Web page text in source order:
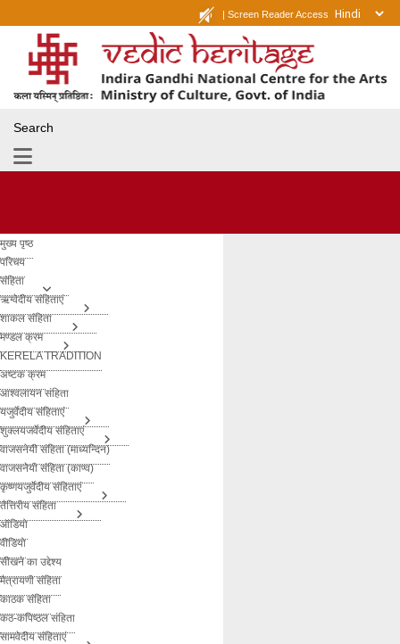
| Screen Reader Access
Search
मुख्य पृष्ठ
परिचय
संहिता
ऋग्वेदीय संहिताएं
शाकल संहिता
मण्डल क्रम
KERELA TRADITION
अष्टक क्रम
आश्वलायन संहिता
यजुर्वेदीय संहिताएं
शुक्लयजर्वेदीय संहिताएं
वाजसनेयी संहिता (माध्यन्दिन)
वाजसनेयी संहिता (काण्व)
कृष्णयजुर्वेदीय संहिताएं
तैत्तिरीय संहिता
ऑडियो
वीडियो
सीखने का उद्देश्य
मैत्रायणी संहिता
काठक संहिता
कठ-कपिष्ठल संहिता
सामवेदीय संहिताएं